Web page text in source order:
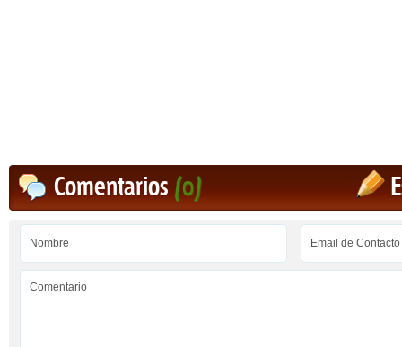
Comentarios(0)